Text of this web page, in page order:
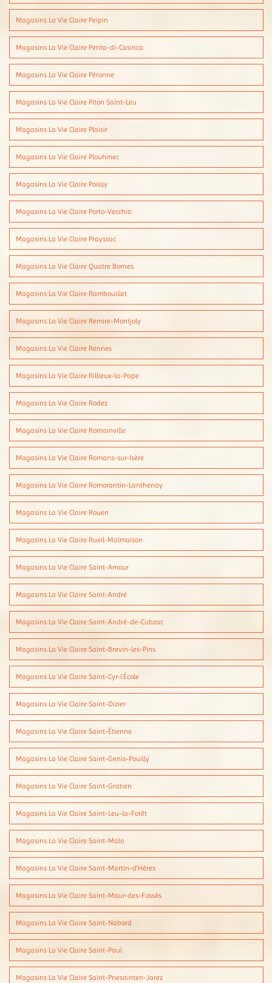
Magasins La Vie Claire Peipin
Magasins La Vie Claire Penta-di-Casinca
Magasins La Vie Claire Péronne
Magasins La Vie Claire Piton Saint-Leu
Magasins La Vie Claire Plaisir
Magasins La Vie Claire Plouhinec
Magasins La Vie Claire Poissy
Magasins La Vie Claire Porto-Vecchio
Magasins La Vie Claire Prayssac
Magasins La Vie Claire Quatre Bornes
Magasins La Vie Claire Rambouillet
Magasins La Vie Claire Remire-Montjoly
Magasins La Vie Claire Rennes
Magasins La Vie Claire Rillieux-la-Pape
Magasins La Vie Claire Rodez
Magasins La Vie Claire Romainville
Magasins La Vie Claire Romans-sur-Isère
Magasins La Vie Claire Romorantin-Lanthenay
Magasins La Vie Claire Rouen
Magasins La Vie Claire Rueil-Malmaison
Magasins La Vie Claire Saint-Amour
Magasins La Vie Claire Saint-André
Magasins La Vie Claire Saint-André-de-Cubzac
Magasins La Vie Claire Saint-Brevin-les-Pins
Magasins La Vie Claire Saint-Cyr-l'École
Magasins La Vie Claire Saint-Dizier
Magasins La Vie Claire Saint-Étienne
Magasins La Vie Claire Saint-Genis-Pouilly
Magasins La Vie Claire Saint-Gratien
Magasins La Vie Claire Saint-Leu-la-Forêt
Magasins La Vie Claire Saint-Malo
Magasins La Vie Claire Saint-Martin-d'Hères
Magasins La Vie Claire Saint-Maur-des-Fossés
Magasins La Vie Claire Saint-Nabord
Magasins La Vie Claire Saint-Paul
Magasins La Vie Claire Saint-Priesainten-Jarez